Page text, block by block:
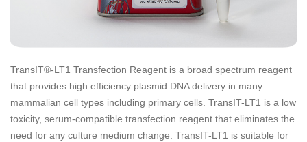
TransIT®-LT1 Transfection Reagent is a broad spectrum reagent
that provides high efficiency plasmid DNA delivery in many
mammalian cell types including primary cells. TransIT-LT1 is a low
toxicity, serum-compatible transfection reagent that eliminates the
need for any culture medium change. TransIT-LT1 is suitable for